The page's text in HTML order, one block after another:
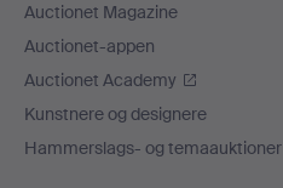
Auctionet Magazine
Auctionet-appen
Auctionet Academy
Kunstnere og designere
Hammerslags- og temaauktioner